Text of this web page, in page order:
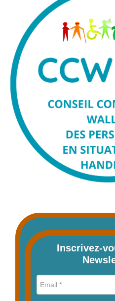
Inscrivez-